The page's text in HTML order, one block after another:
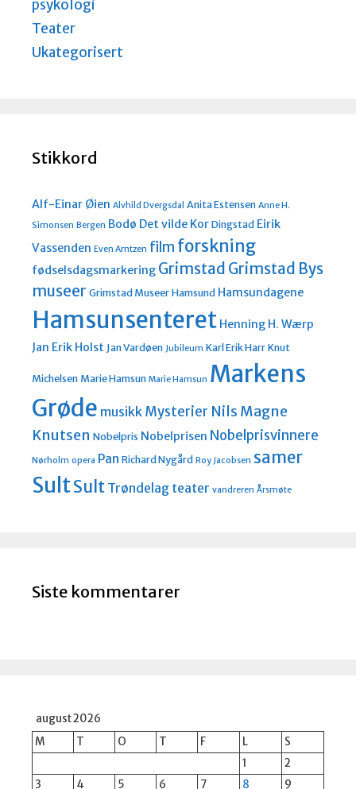
psykologi
Teater
Ukategorisert
Stikkord
Alf-Einar Øien Alvhild Dvergsdal Anita Estensen Anne H.
Simonsen Bergen Bodø Det vilde Kor Dingstad Eirik
Vassenden Even Arntzen film forskning
fødselsdagsmarkering Grimstad Grimstad Bys
museer Grimstad Museer Hamsund Hamsundagene
Hamsunsenteret Henning H. Wærp
Jan Erik Holst Jan Vardøen Jubileum Karl Erik Harr Knut
Michelsen Marie Hamsun Marie Hamsun Markens
Grøde musikk Mysterier Nils Magne
Knutsen Nobelpris Nobelprisen Nobelprisvinnere
Nørholm opera Pan Richard Nygård Roy Jacobsen samer
SultSult Trøndelag teater vandreren Årsmøte
Siste kommentarer
august 2026
M
T O T F L
S
1
2
3
4 5 6 7 8 9